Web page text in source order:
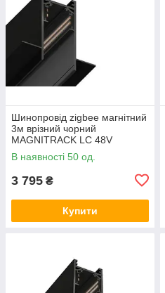
Шинопровід zigbee магнітний
3м врізний чорний
MAGNITRACK LC 48V
LTRzigbee-RMT43
В наявності 50 од.
3 795 ₴
Купити